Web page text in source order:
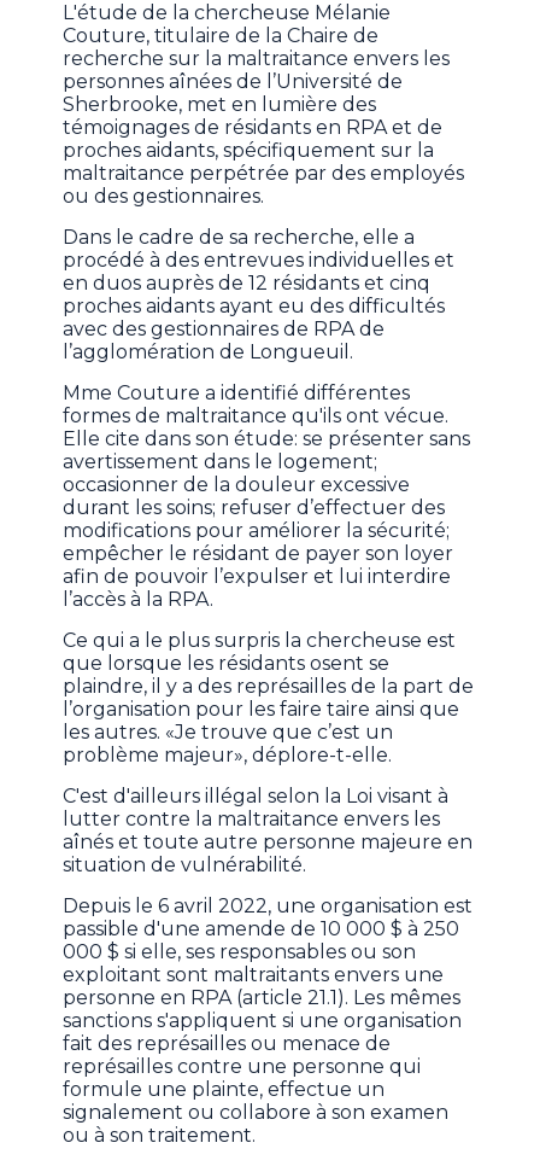
L'étude de la chercheuse Mélanie
Couture, titulaire de la Chaire de
recherche sur la maltraitance envers les
personnes aînées de l’Université de
Sherbrooke, met en lumière des
témoignages de résidants en RPA et de
proches aidants, spécifiquement sur la
maltraitance perpétrée par des employés
ou des gestionnaires.
Dans le cadre de sa recherche, elle a
procédé à des entrevues individuelles et
en duos auprès de 12 résidants et cinq
proches aidants ayant eu des difficultés
avec des gestionnaires de RPA de
l’agglomération de Longueuil.
Mme Couture a identifié différentes
formes de maltraitance qu'ils ont vécue.
Elle cite dans son étude: se présenter sans
avertissement dans le logement;
occasionner de la douleur excessive
durant les soins; refuser d’effectuer des
modifications pour améliorer la sécurité;
empêcher le résidant de payer son loyer
afin de pouvoir l’expulser et lui interdire
l’accès à la RPA.
Ce qui a le plus surpris la chercheuse est
que lorsque les résidants osent se
plaindre, il y a des représailles de la part de
l’organisation pour les faire taire ainsi que
les autres. «Je trouve que c’est un
problème majeur», déplore-t-elle.
C'est d'ailleurs illégal selon la Loi visant à
lutter contre la maltraitance envers les
aînés et toute autre personne majeure en
situation de vulnérabilité.
Depuis le 6 avril 2022, une organisation est
passible d'une amende de 10 000 $ à 250
000 $ si elle, ses responsables ou son
exploitant sont maltraitants envers une
personne en RPA (article 21.1). Les mêmes
sanctions s'appliquent si une organisation
fait des représailles ou menace de
représailles contre une personne qui
formule une plainte, effectue un
signalement ou collabore à son examen
ou à son traitement.